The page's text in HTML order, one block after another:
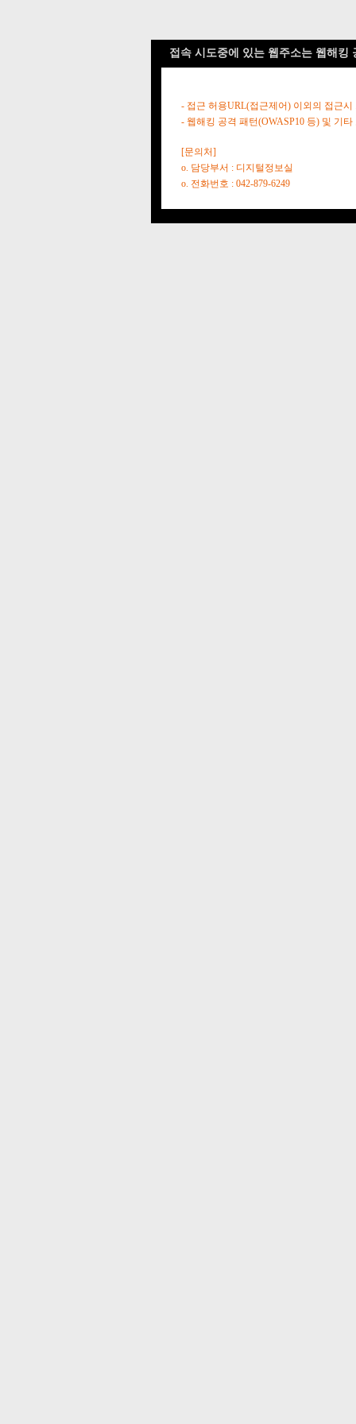
접속 시도중에 있는 웹주소는 웹해킹
- 접근 허용URL(접근제어) 이외의 접근시
- 웹해킹 공격 패턴(OWASP10 등) 및 기
[문의처]
o. 담당부서 : 디지털정보실
o. 전화번호 : 042-879-6249